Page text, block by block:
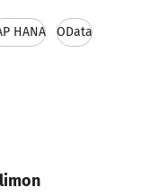
HANA OData